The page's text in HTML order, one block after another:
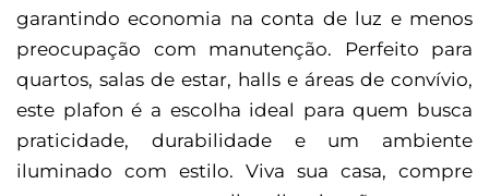
garantindo economia na conta de luz e menos
preocupação com manutenção. Perfeito para
quartos, salas de estar, halls e áreas de convívio,
este plafon é a escolha ideal para quem busca
praticidade, durabilidade e um ambiente
iluminado com estilo. Viva sua casa, compre